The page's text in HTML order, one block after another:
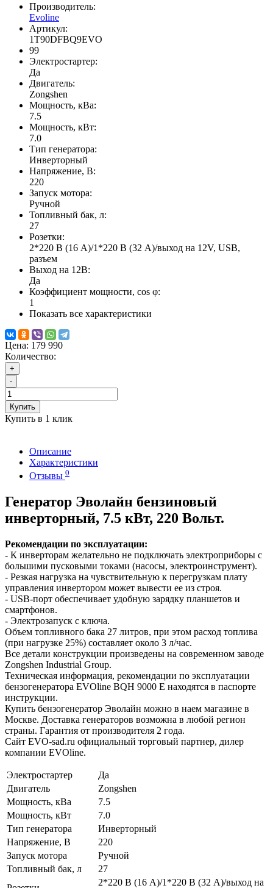
Производитель:
Evoline
Артикул:
1T90DFBQ9EVO
99
Электростартер:
Да
Двигатель:
Zongshen
Мощность, кВа:
7.5
Мощность, кВт:
7.0
Тип генератора:
Инверторный
Напряжение, В:
220
Запуск мотора:
Ручной
Топливный бак, л:
27
Розетки:
2*220 В (16 А)/1*220 В (32 А)/выход на 12V, USB,
разъем
Выход на 12В:
Да
Коэффициент мощности, cos φ:
1
Показать все характеристики
Цена: 179 990
Количество:
+
-
Купить
Купить в 1 клик
Описание
Характеристики
Отзывы 0
Генератор Эволайн бензиновый
инверторный, 7.5 кВт, 220 Вольт.
Рекомендации по эксплуатации:
- К инверторам желательно не подключать электроприборы с
большими пусковыми токами (насосы, электроинструмент).
- Резкая нагрузка на чувствительную к перегрузкам плату
управления инвертором может вывести ее из строя.
- USB-порт обеспечивает удобную зарядку планшетов и
смартфонов.
- Электрозапуск с ключа.
Объем топливного бака 27 литров, при этом расход топлива
(при нагрузке 25%) составляет около 3 л/час.
Все детали конструкции произведены на современном заводе
Zongshen Industrial Group.
Техническая информация, рекомендации по эксплуатации
бензогенератора EVOline BQH 9000 E находятся в паспорте
инструкции.
Купить бензогенератор Эволайн можно в наем магазине в
Москве. Доставка генераторов возможна в любой регион
страны. Гарантия от производителя 2 года.
Сайт EVO-sad.ru официальный торговый партнер, дилер
компании EVOline.
Электростартер
Да
Двигатель
Zongshen
Мощность, кВа
7.5
Мощность, кВт
7.0
Тип генератора
Инверторный
Напряжение, В
220
Запуск мотора
Ручной
Топливный бак, л
27
2*220 В (16 А)/1*220 В (32 А)/выход на